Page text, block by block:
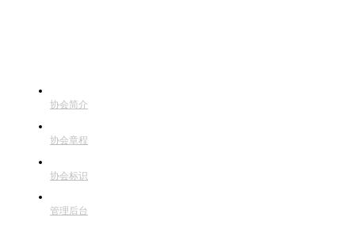
协会简介
协会章程
协会标识
管理后台